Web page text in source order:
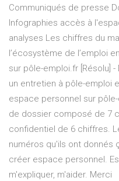
Communiqués de presse
Infographies accès à
analyses Les chiffres du
l’écosystème de l’emploi
sur pôle-emploi.fr [Résolu]
un entretien à pôle-emploi
espace personnel sur
de dossier composé de 7
confidentiel de 6 chiffres.
numéros qu'ils ont donnés
créer espace personnel.
m'expliquer, m'aider. Merci